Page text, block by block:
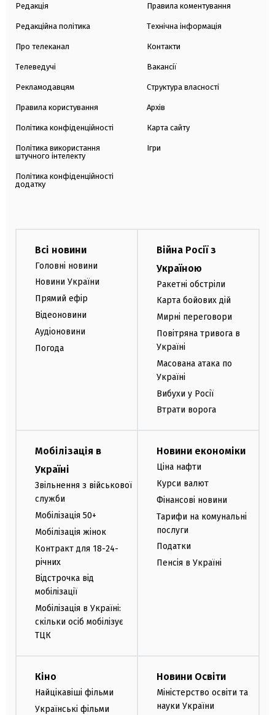
Редакція
Редакційна політика
Про телеканал
Телеведучі
Рекламодавцям
Правила користування
Політика конфіденційності
Політика використання
штучного інтелекту
Політика конфіденційності
додатку
Правила коментування
Технічна інформація
Контакти
Вакансії
Структура власності
Архів
Карта сайту
Ігри
Всі новини
Головні новини
Новини України
Прямий ефір
Відеоновини
Аудіоновини
Погода
Війна Росії з
Україною
Ракетні обстріли
Карта бойових дій
Мирні переговори
Повітряна тривога в
Україні
Масована атака по
Україні
Вибухи у Росії
Втрати ворога
Мобілізація в
Україні
Звільнення з військової
служби
Мобілізація 50+
Мобілізація жінок
Контракт для 18-24-
річних
Відстрочка від
мобілізації
Мобілізація в Україні:
скільки осіб мобілізує
ТЦК
Новини економіки
Ціна нафти
Курси валют
Фінансові новини
Тарифи на комунальні
послуги
Податки
Пенсія в Україні
Кіно
Найцікавіші фільми
Українські фільми
Новини Освіти
Міністерство освіти та
науки України